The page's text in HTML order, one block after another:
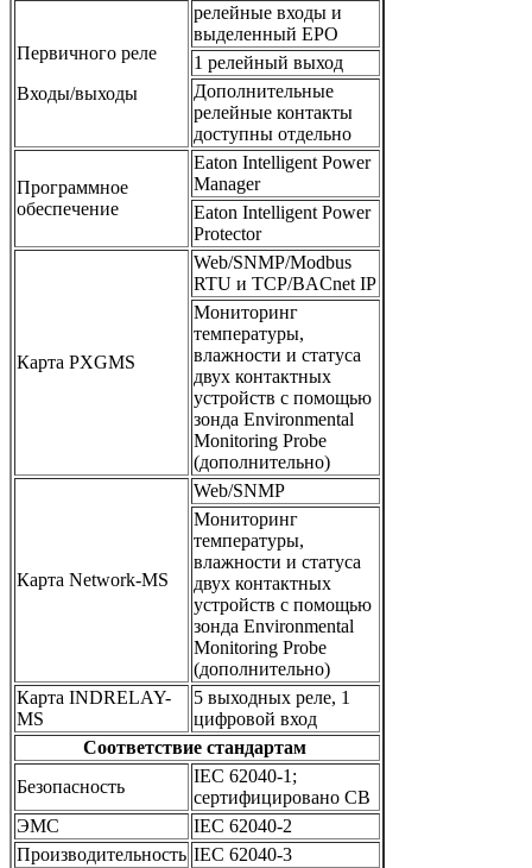
Первичного реле
Входы/выходы
релейные входы и
выделенный EPO
1 релейный выход
Дополнительные
релейные контакты
доступны отдельно
Программное
обеспечение
Eaton Intelligent Power
Manager
Eaton Intelligent Power
Protector
Карта PXGMS
Web/SNMP/Modbus
RTU и TCP/BACnet IP
Мониторинг
температуры,
влажности и статуса
двух контактных
устройств с помощью
зонда Environmental
Monitoring Probe
(дополнительно)
Карта Network-MS
Web/SNMP
Мониторинг
температуры,
влажности и статуса
двух контактных
устройств с помощью
зонда Environmental
Monitoring Probe
(дополнительно)
Карта INDRELAY-
MS
5 выходных реле, 1
цифровой вход
Соответствие стандартам
Безопасность
IEC 62040-1;
сертифицировано CB
ЭМС
IEC 62040-2
Производительность IEC 62040-3